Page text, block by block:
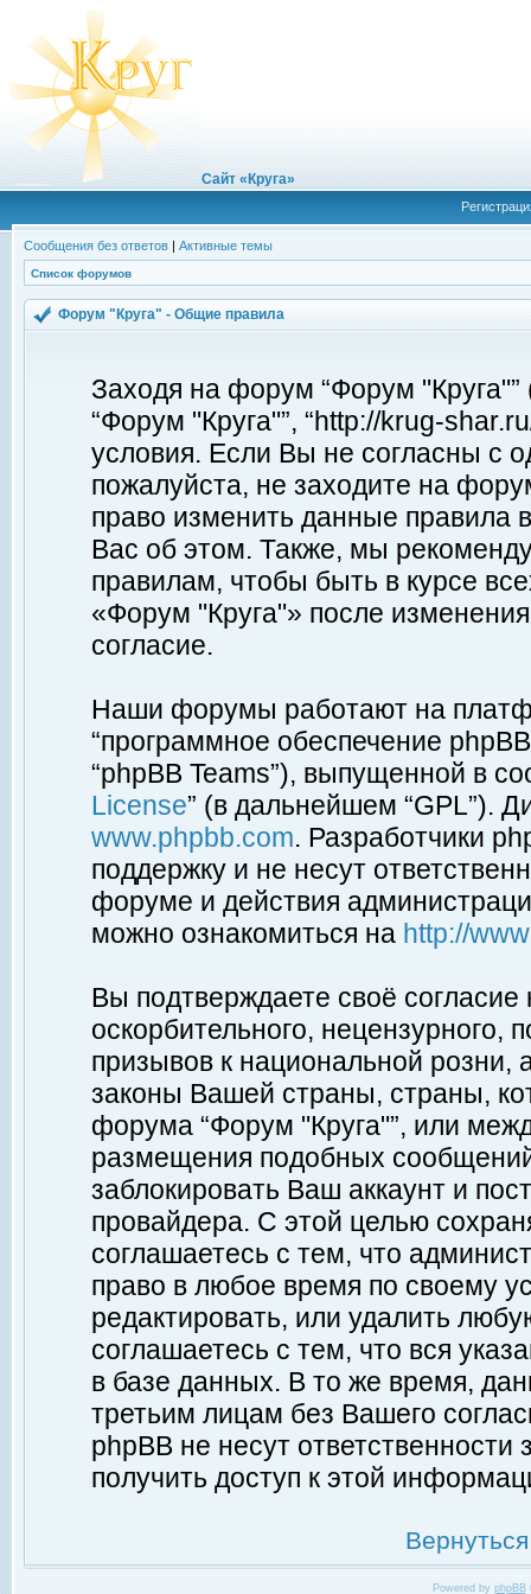
Сайт «Круга»
Сообщения без ответов | Активные темы
Список форумов
Форум "Круга" - Общие правила
Заходя на форум “Форум
“Форум "Круга"”, “http://krug-
условия. Если Вы не согласны с
пожалуйста, не заходите на
право изменить данные правила
Вас об этом. Также, мы
правилам, чтобы быть в курсе
«Форум "Круга"» после
согласие.
Наши форумы работают на
“программное обеспечение
“phpBB Teams”), выпущенной в
License” (в дальнейшем “GPL”).
www.phpbb.com. Разработчики
поддержку и не несут
форуме и действия
можно ознакомиться на http://
Вы подтверждаете своё
оскорбительного, нецензурного,
призывов к национальной
законы Вашей страны, страны,
форума “Форум "Круга"”, или
размещения подобных
заблокировать Ваш аккаунт и
провайдера. С этой целью
соглашаетесь с тем, что
право в любое время по своему
редактировать, или удалить
соглашаетесь с тем, что вся
в базе данных. В то же время,
третьим лицам без Вашего
phpBB не несут ответственности
получить доступ к этой
Powered by phpBB